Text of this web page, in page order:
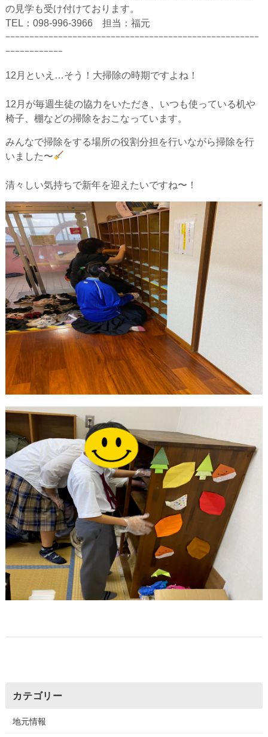
の見学も受け付けております。
TEL：098-996-3966 担当：福元
ｰｰｰｰｰｰｰｰｰｰｰｰｰｰｰｰｰｰｰｰｰｰｰｰｰｰｰｰｰｰｰｰｰｰｰｰｰｰｰｰｰｰｰｰｰｰｰｰｰｰｰｰｰ
ｰｰｰｰｰｰｰｰｰｰｰｰ
12月といえ…そう！大掃除の時期ですよね！
12月が毎週生徒の協力をいただき、いつも使っている机や
椅子、棚などの掃除をおこなっています。
みんなで掃除をする場所の役割分担を行いながら掃除を行
いました〜
清々しい気持ちで新年を迎えたいですね〜！
カテゴリー
地元情報